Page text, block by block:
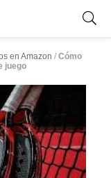
en Amazon / Cómo
juego